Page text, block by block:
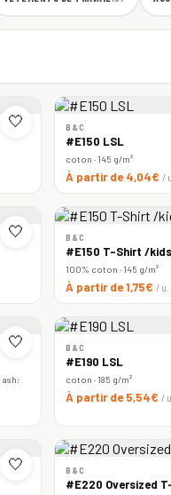
🤍 B&C
#E150 LSL
coton · 145 g/m²
À partir de 4,04€ /
🤍 B&C
#E150 T-Shirt /kids
100% coton · 145 g/m²
À partir de 1,75€ / u.
🤍 B&C
#E190 LSL
coton · 185 g/m²
À partir de 5,54€ /
🤍 B&C
#E220 Oversized